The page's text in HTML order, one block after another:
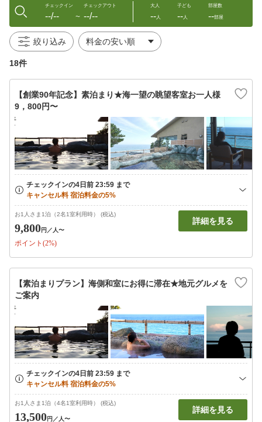
チェックイン
--/-- 〜
チェックアウト
--/--
大人
--人
子ども
--人
部屋数
--部屋
絞り込み
18件
【創業90年記念】素泊まり★海一望の眺望客室お一人様
9，800円〜
お1人さま1泊（2名1室利用時） (税込)
9,800円 ／人〜
ポイント(2%)
詳細を見る
【素泊まりプラン】海側和室にお得に滞在★地元グルメを
ご案内
お1人さま1泊（4名1室利用時） (税込)
13,500円 ／人〜
詳細を見る